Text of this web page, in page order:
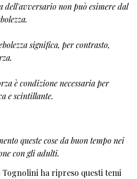
dell'avversario non può esimere dal
significa, per contrasto,
è condizione necessaria per
e scintillante.
queste cose da buon tempo nei
con gli adulti.
Tognolini ha ripreso questi temi